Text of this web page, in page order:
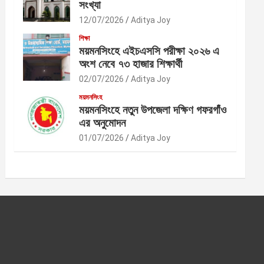
সংখ্যা
12/07/2026 Aditya Joy
শিক্ষা
ময়মনসিংহে এইচএসসি পরীক্ষা ২০২৬ এ
অংশ নেবে ৭৩ হাজার শিক্ষার্থী
02/07/2026 Aditya Joy
ময়মনসিংহ
ময়মনসিংহে নতুন উপজেলা দক্ষিণ গফরগাঁও
এর অনুমোদন
01/07/2026 Aditya Joy